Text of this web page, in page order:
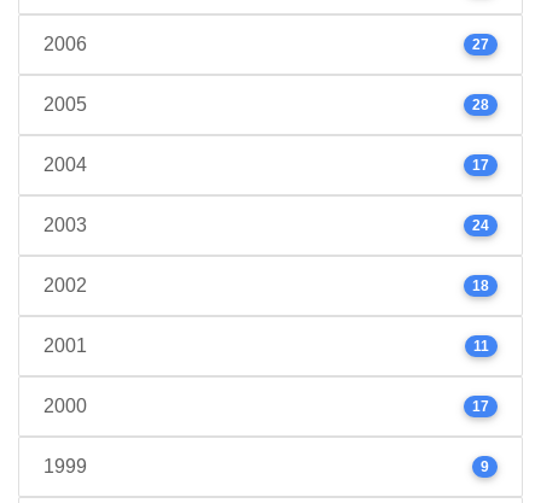
2006 27
2005 28
2004 17
2003 24
2002 18
2001 11
2000 17
1999 9